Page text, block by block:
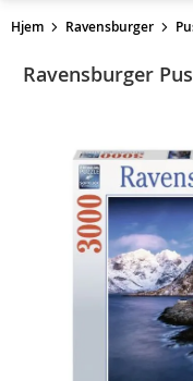
Hjem Ravensburger
Ravensburger